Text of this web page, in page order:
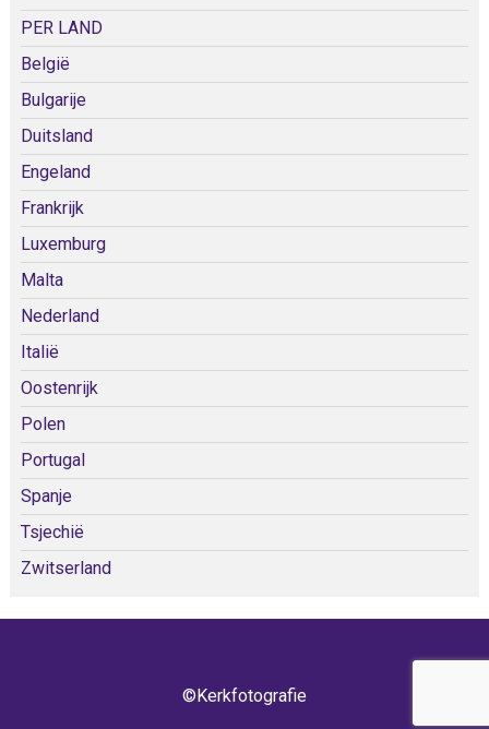
PER LAND
België
Bulgarije
Duitsland
Engeland
Frankrijk
Luxemburg
Malta
Nederland
Italië
Oostenrijk
Polen
Portugal
Spanje
Tsjechië
Zwitserland
©Kerkfotografie